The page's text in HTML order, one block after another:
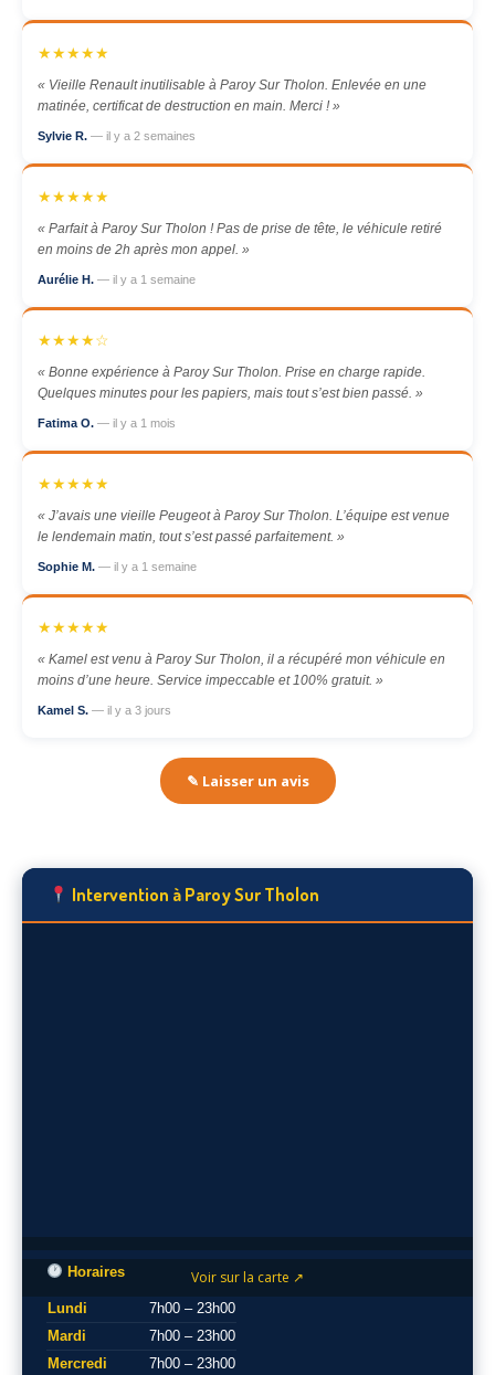
★★★★★
« Vieille Renault inutilisable à Paroy Sur Tholon. Enlevée en une
matinée, certificat de destruction en main. Merci ! »
Sylvie R. — il y a 2 semaines
★★★★★
« Parfait à Paroy Sur Tholon ! Pas de prise de tête, le véhicule retiré
en moins de 2h après mon appel. »
Aurélie H. — il y a 1 semaine
★★★★☆
« Bonne expérience à Paroy Sur Tholon. Prise en charge rapide.
Quelques minutes pour les papiers, mais tout s’est bien passé. »
Fatima O. — il y a 1 mois
★★★★★
« J’avais une vieille Peugeot à Paroy Sur Tholon. L’équipe est venue
le lendemain matin, tout s’est passé parfaitement. »
Sophie M. — il y a 1 semaine
★★★★★
« Kamel est venu à Paroy Sur Tholon, il a récupéré mon véhicule en
moins d’une heure. Service impeccable et 100% gratuit. »
Kamel S. — il y a 3 jours
✎ Laisser un avis
Intervention à Paroy Sur Tholon
Voir sur la carte ↗
Horaires
Lundi
7h00 – 23h00
Mardi
7h00 – 23h00
Mercredi
7h00 – 23h00